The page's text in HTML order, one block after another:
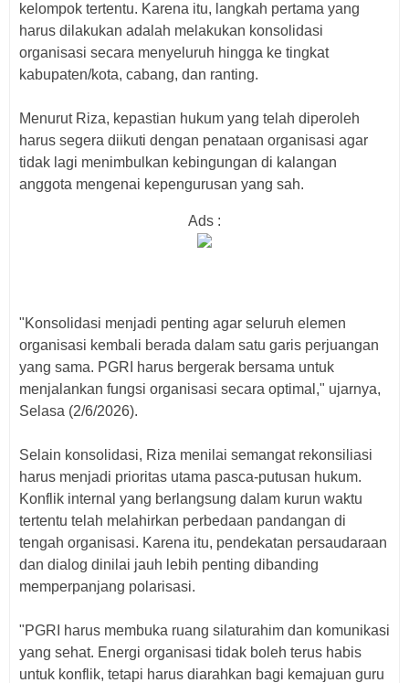
kelompok tertentu. Karena itu, langkah pertama yang
harus dilakukan adalah melakukan konsolidasi
organisasi secara menyeluruh hingga ke tingkat
kabupaten/kota, cabang, dan ranting.
Menurut Riza, kepastian hukum yang telah diperoleh
harus segera diikuti dengan penataan organisasi agar
tidak lagi menimbulkan kebingungan di kalangan
anggota mengenai kepengurusan yang sah.
Ads :
"Konsolidasi menjadi penting agar seluruh elemen
organisasi kembali berada dalam satu garis perjuangan
yang sama. PGRI harus bergerak bersama untuk
menjalankan fungsi organisasi secara optimal," ujarnya,
Selasa (2/6/2026).
Selain konsolidasi, Riza menilai semangat rekonsiliasi
harus menjadi prioritas utama pasca-putusan hukum.
Konflik internal yang berlangsung dalam kurun waktu
tertentu telah melahirkan perbedaan pandangan di
tengah organisasi. Karena itu, pendekatan persaudaraan
dan dialog dinilai jauh lebih penting dibanding
memperpanjang polarisasi.
"PGRI harus membuka ruang silaturahim dan komunikasi
yang sehat. Energi organisasi tidak boleh terus habis
untuk konflik, tetapi harus diarahkan bagi kemajuan guru